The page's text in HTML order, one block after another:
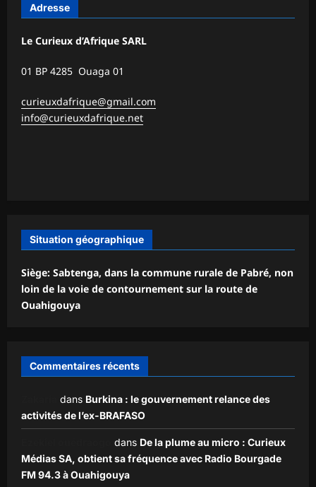
Adresse
Le Curieux d’Afrique SARL
01 BP 4285 Ouaga 01
curieuxdafrique@gmail.com
info@curieuxdafrique.net
Situation géographique
Siège: Sabtenga, dans la commune rurale de Pabré, non
loin de la voie de contournement sur la route de
Ouahigouya
Commentaires récents
dans Burkina : le gouvernement relance des
activités de l’ex-BRAFASO
dans De la plume au micro : Curieux
Médias SA, obtient sa fréquence avec Radio Bourgade
FM 94.3 à Ouahigouya